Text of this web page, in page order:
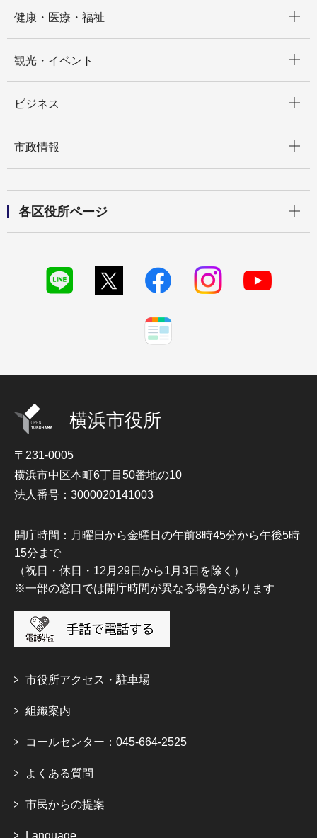
健康・医療・福祉
観光・イベント
ビジネス
市政情報
各区役所ページ
横浜市役所
〒231-0005
横浜市中区本町6丁目50番地の10
法人番号：3000020141003
開庁時間：月曜日から金曜日の午前8時45分から午後5時
15分まで
（祝日・休日・12月29日から1月3日を除く）
※一部の窓口では開庁時間が異なる場合があります
市役所アクセス・駐車場
組織案内
コールセンター：045-664-2525
よくある質問
市民からの提案
Language